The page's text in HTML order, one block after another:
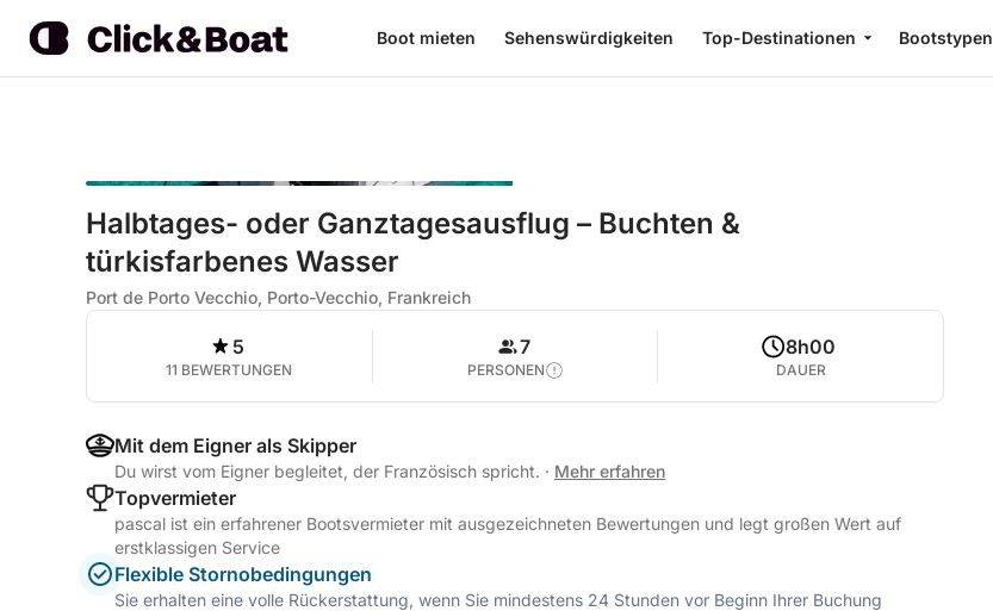
Boot mieten Sehenswürdigkeiten Top-Destinationen Bootstypen
Halbtages- oder Ganztagesausflug – Buchten &
türkisfarbenes Wasser
Port de Porto Vecchio, Porto-Vecchio, Frankreich
5
11 BEWERTUNGEN
7
PERSONEN
8h00
DAUER
Mit dem Eigner als Skipper
Du wirst vom Eigner begleitet, der Französisch spricht. · Mehr erfahren
Topvermieter
pascal ist ein erfahrener Bootsvermieter mit ausgezeichneten Bewertungen und legt großen Wert auf
erstklassigen Service
Flexible Stornobedingungen
Sie erhalten eine volle Rückerstattung, wenn Sie mindestens 24 Stunden vor Beginn Ihrer Buchung